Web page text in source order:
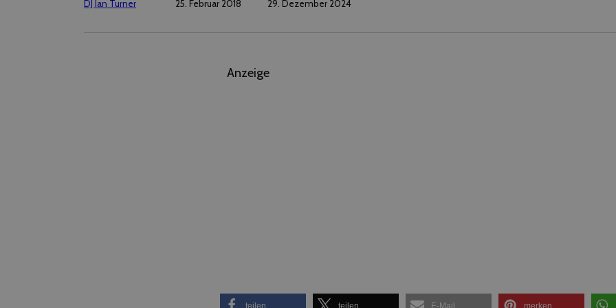
DJ Ian Turner 25. Februar 2018 29. Dezember 2024
Anzeige
teilen teilen E-Mail merken